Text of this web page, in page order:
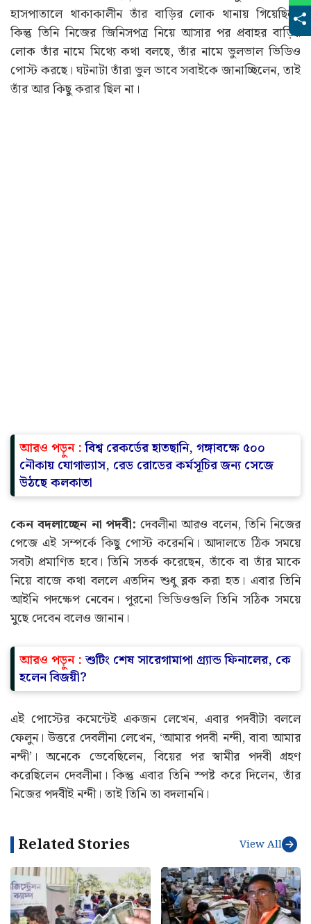
হাসপাতালে থাকাকালীন তাঁর বাড়ির লোক থানায় গিয়েছিল।
কিন্তু তিনি নিজের জিনিসপত্র নিয়ে আসার পর প্রবাহর বাড়ির
লোক তাঁর নামে মিথ্যে কথা বলছে, তাঁর নামে ভুলভাল ভিডিও
পোস্ট করছে। ঘটনাটা তাঁরা ভুল ভাবে সবাইকে জানাচ্ছিলেন, তাই
তাঁর আর কিছু করার ছিল না।
আরও পড়ুন :বিশ্ব রেকর্ডের হাতছানি, গঙ্গাবক্ষে ৫০০
নৌকায় যোগাভ্যাস, রেড রোডের কর্মসূচির জন্য সেজে
উঠছে কলকাতা
কেন বদলাচ্ছেন না পদবী: দেবলীনা আরও বলেন, তিনি নিজের
পেজে এই সম্পর্কে কিছু পোস্ট করেননি। আদালতে ঠিক সময়ে
সবটা প্রমাণিত হবে। তিনি সতর্ক করেছেন, তাঁকে বা তাঁর মাকে
নিয়ে বাজে কথা বললে এতদিন শুধু ব্লক করা হত। এবার তিনি
আইনি পদক্ষেপ নেবেন। পুরনো ভিডিওগুলি তিনি সঠিক সময়ে
মুছে দেবেন বলেও জানান।
আরও পড়ুন :শুটিং শেষ সারেগামাপা গ্র্যান্ড ফিনালের, কে
হলেন বিজয়ী?
এই পোস্টের কমেন্টেই একজন লেখেন, এবার পদবীটা বললে
ফেলুন। উত্তরে দেবলীনা লেখেন, ‘আমার পদবী নন্দী, বাবা আমার
নন্দী’। অনেকে ভেবেছিলেন, বিয়ের পর স্বামীর পদবী গ্রহণ
করেছিলেন দেবলীনা। কিন্তু এবার তিনি স্পষ্ট করে দিলেন, তাঁর
নিজের পদবীই নন্দী। তাই তিনি তা বদলাননি।
Related Stories View All